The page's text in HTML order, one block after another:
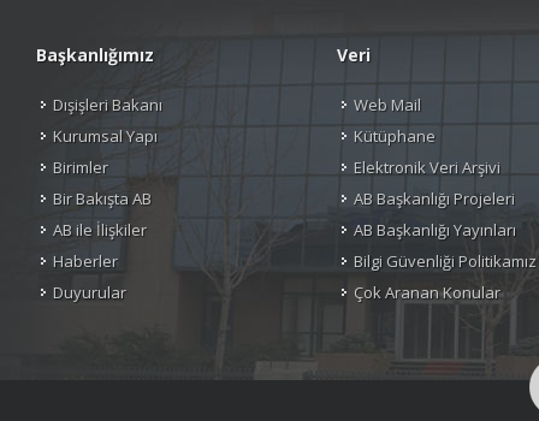
Başkanlığımız
Dışişleri Bakanı
Kurumsal Yapı
Birimler
Bir Bakışta AB
AB ile İlişkiler
Haberler
Duyurular
Veri
Web Mail
Kütüphane
Elektronik Veri Arşivi
AB Başkanlığı Projeleri
AB Başkanlığı Yayınları
Bilgi Güvenliği Politikamız
Çok Aranan Konular